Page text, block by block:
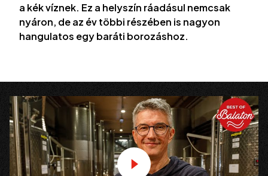
a kék víznek. Ez a helyszín ráadásul nemcsak
nyáron, de az év többi részében is nagyon
hangulatos egy baráti borozáshoz.